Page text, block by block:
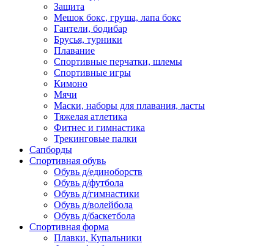
Защита
Мешок бокс, груша, лапа бокс
Гантели, бодибар
Брусья, турники
Плавание
Спортивные перчатки, шлемы
Спортивные игры
Кимоно
Мячи
Маски, наборы для плавания, ласты
Тяжелая атлетика
Фитнес и гимнастика
Трекинговые палки
Сапборды
Спортивная обувь
Обувь д/единоборств
Обувь д/футбола
Обувь д/гимнастики
Обувь д/волейбола
Обувь д/баскетбола
Спортивная форма
Плавки, Купальники